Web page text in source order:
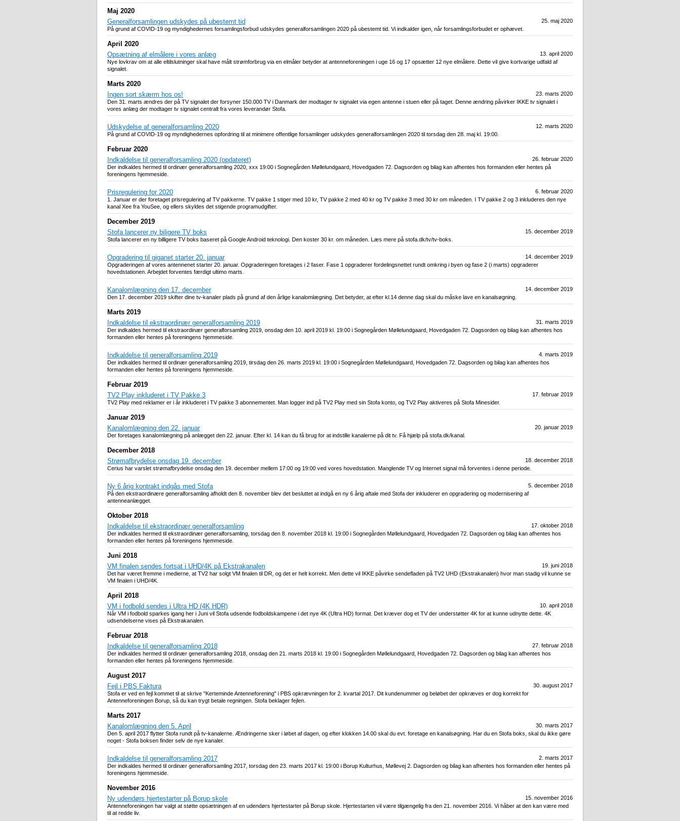
Maj 2020
25. maj 2020
Generalforsamlingen udskydes på ubestemt tid
På grund af COVID-19 og myndighedernes forsamlingsforbud udskydes generalforsamlingen 2020 på ubestemt tid. Vi indkalder igen, når forsamlingsforbudet er ophævet.
April 2020
13. april 2020
Opsætning af elmålere i vores anlæg
Nye lovkrav om at alle eltilslutninger skal have målt strømforbrug via en elmåler betyder at antenneforeningen i uge 16 og 17 opsætter 12 nye elmålere. Dette vil give kortvarige udfald af
signalet.
Marts 2020
23. marts 2020
Ingen sort skærm hos os!
Den 31. marts ændres der på TV signalet der forsyner 150.000 TV i Danmark der modtager tv signalet via egen antenne i stuen eller på taget. Denne ændring påvirker IKKE tv signalet i
vores anlæg der modtager tv signalet centralt fra vores leverandør Stofa.
12. marts 2020
Udskydelse af generalforsamling 2020
På grund af COVID-19 og myndighedernes opfordring til at minimere offentlige forsamlinger udskydes generalforsamlingen 2020 til torsdag den 28. maj kl. 19:00.
Februar 2020
26. februar 2020
Indkaldelse til generalforsamling 2020 (opdateret)
Der indkaldes hermed til ordinær generalforsamling 2020, xxx 19:00 i Sognegården Møllelundgaard, Hovedgaden 72. Dagsorden og bilag kan afhentes hos formanden eller hentes på
foreningens hjemmeside.
6. februar 2020
Prisregulering for 2020
1. Januar er der foretaget prisregulering af TV pakkerne. TV pakke 1 stiger med 10 kr, TV pakke 2 med 40 kr og TV pakke 3 med 30 kr om måneden. I TV pakke 2 og 3 inkluderes den nye
kanal Xee fra YouSee, og ellers skyldes det stigende programudgifter.
December 2019
15. december 2019
Stofa lancerer ny biligere TV boks
Stofa lancerer en ny billigere TV boks baseret på Google Android teknologi. Den koster 30 kr. om måneden. Læs mere på stofa.dk/tv/tv-boks.
14. december 2019
Opgradering til giganet starter 20. januar
Opgraderingen af vores antennenet starter 20. januar. Opgraderingen foretages i 2 faser. Fase 1 opgraderer fordelingsnettet rundt omkring i byen og fase 2 (i marts) opgraderer
hovedstationen. Arbejdet forventes færdigt ultimo marts.
14. december 2019
Kanalomlægning den 17. december
Den 17. december 2019 skifter dine tv-kanaler plads på grund af den årlige kanalomlægning. Det betyder, at efter kl.14 denne dag skal du måske lave en kanalsøgning.
Marts 2019
31. marts 2019
Indkaldelse til ekstraordinær generalforsamling 2019
Der indkaldes hermed til ekstraordinær generalforsamling 2019, onsdag den 10. april 2019 kl. 19:00 i Sognegården Møllelundgaard, Hovedgaden 72. Dagsorden og bilag kan afhentes hos
formanden eller hentes på foreningens hjemmeside.
4. marts 2019
Indkaldelse til generalforsamling 2019
Der indkaldes hermed til ordinær generalforsamling 2019, tirsdag den 26. marts 2019 kl. 19:00 i Sognegården Møllelundgaard, Hovedgaden 72. Dagsorden og bilag kan afhentes hos
formanden eller hentes på foreningens hjemmeside.
Februar 2019
17. februar 2019
TV2 Play inkluderet i TV Pakke 3
TV2 Play med reklamer er i år inkluderet i TV pakke 3 abonnementet. Man logger ind på TV2 Play med sin Stofa konto, og TV2 Play aktiveres på Stofa Minesider.
Januar 2019
20. januar 2019
Kanalomlægning den 22. januar
Der foretages kanalomlægning på anlægget den 22. januar. Efter kl. 14 kan du få brug for at indstille kanalerne på dit tv. Få hjælp på stofa.dk/kanal.
December 2018
18. december 2018
Strømafbrydelse onsdag 19. december
Cerius har varslet strømafbrydelse onsdag den 19. december mellem 17:00 og 19:00 ved vores hovedstation. Manglende TV og Internet signal må forventes i denne periode.
5. december 2018
Ny 6 årig kontrakt indgås med Stofa
På den ekstraordinære generalforsamling afholdt den 8. november blev det besluttet at indgå en ny 6 årig aftale med Stofa der inkluderer en opgradering og modernisering af
antenneanlægget.
Oktober 2018
17. oktober 2018
Indkaldelse til ekstraordinær generalforsamling
Der indkaldes hermed til ekstraordinær generalforsamling, torsdag den 8. november 2018 kl. 19:00 i Sognegården Møllelundgaard, Hovedgaden 72. Dagsorden og bilag kan afhentes hos
formanden eller hentes på foreningens hjemmeside.
Juni 2018
19. juni 2018
VM finalen sendes fortsat i UHD/4K på Ekstrakanalen
Det har været fremme i medierne, at TV2 har solgt VM finalen til DR, og det er helt korrekt. Men dette vil IKKE påvirke sendefladen på TV2 UHD (Ekstrakanalen) hvor man stadig vil kunne se
VM finalen i UHD/4K.
April 2018
10. april 2018
VM i fodbold sendes i Ultra HD (4K HDR)
Når VM i fodbold sparkes igang her i Juni vil Stofa udsende fodboldskampene i det nye 4K (Ultra HD) format. Det kræver dog et TV der understøtter 4K for at kunne udnytte dette. 4K
udsendelserne vises på Ekstrakanalen.
Februar 2018
27. februar 2018
Indkaldelse til generalforsamling 2018
Der indkaldes hermed til ordinær generalforsamling 2018, onsdag den 21. marts 2018 kl. 19:00 i Sognegården Møllelundgaard, Hovedgaden 72. Dagsorden og bilag kan afhentes hos
formanden eller hentes på foreningens hjemmeside.
August 2017
30. august 2017
Fejl i PBS Faktura
Stofa er ved en fejl kommet til at skrive "Kerteminde Antenneforening" i PBS opkrævningen for 2. kvartal 2017. Dit kundenummer og beløbet der opkræves er dog korrekt for
Antenneforeningen Borup, så du kan trygt betale regningen. Stofa beklager fejlen.
Marts 2017
30. marts 2017
Kanalomlægning den 5. April
Den 5. april 2017 flytter Stofa rundt på tv-kanalerne. Ændringerne sker i løbet af dagen, og efter klokken 14.00 skal du evt. foretage en kanalsøgning. Har du en Stofa boks, skal du ikke gøre
noget - Stofa boksen finder selv de nye kanaler.
2. marts 2017
Indkaldelse til generalforsamling 2017
Der indkaldes hermed til ordinær generalforsamling 2017, torsdag den 23. marts 2017 kl. 19:00 i Borup Kulturhus, Møllevej 2. Dagsorden og bilag kan afhentes hos formanden eller hentes på
foreningens hjemmeside.
November 2016
15. november 2016
Ny udendørs hjertestarter på Borup skole
Antenneforeningen har valgt at støtte opsætningen af en udendørs hjertestarter på Borup skole. Hjertestarten vil være tilgængelig fra den 21. november 2016. Vi håber at den kan være med
til at redde liv.